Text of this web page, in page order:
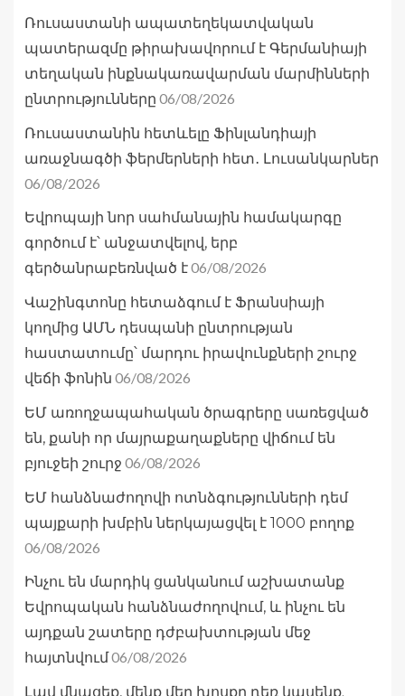
Ռուսաստանի ապատեղեկատվական
պատերազմը թիրախավորում է Գերմանիայի
տեղական ինքնակառավարման մարմինների
ընտրությունները 06/08/2026
Ռուսաստանին հետևելը Ֆինլանդիայի
առաջնագծի ֆերմերների հետ․ Լուսանկարներ
06/08/2026
Եվրոպայի նոր սահմանային համակարգը
գործում է՝ անջատվելով, երբ
գերծանրաբեռնված է06/08/2026
Վաշինգտոնը հետաձգում է Ֆրանսիայի
կողմից ԱՄՆ դեսպանի ընտրության
հաստատումը՝ մարդու իրավունքների շուրջ
վեճի ֆոնին 06/08/2026
ԵՄ առողջապահական ծրագրերը սառեցված
են, քանի որ մայրաքաղաքները վիճում են
բյուջեի շուրջ 06/08/2026
ԵՄ հանձնաժողովի ոտնձգությունների դեմ
պայքարի խմբին ներկայացվել է 1000 բողոք
06/08/2026
Ինչու են մարդիկ ցանկանում աշխատանք
Եվրոպական հանձնաժողովում, և ինչու են
այդքան շատերը դժբախտության մեջ
հայտնվում06/08/2026
Լավ մնացեք, մենք մեր խոսքը դեռ կասենք.